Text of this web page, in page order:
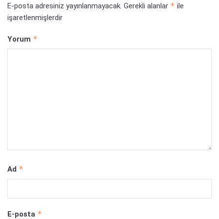
E-posta adresiniz yayınlanmayacak. Gerekli alanlar * ile
işaretlenmişlerdir
Yorum *
Ad *
E-posta *